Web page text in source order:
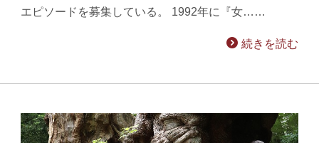
エピソードを募集している。 1992年に『女……
続きを読む